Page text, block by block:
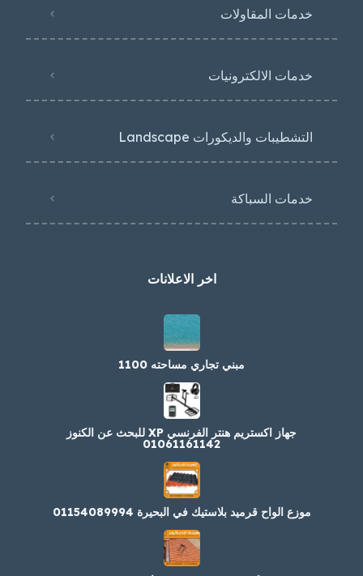
خدمات المقاولات
خدمات الالكترونيات
التشطيبات والديكورات Landscape
خدمات السباكة
اخر الاعلانات
مبني تجاري مساحته 1100
جهاز اكستريم هنتر الفرنسي XP للبحث عن الكنوز
01061161142
موزع الواح قرميد بلاستيك في البحيرة 01154089994